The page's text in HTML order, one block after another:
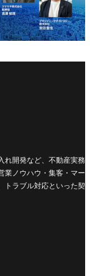
れ開発など、不動産実務
業ノウハウ・集客・マー
トラブル対応といった契